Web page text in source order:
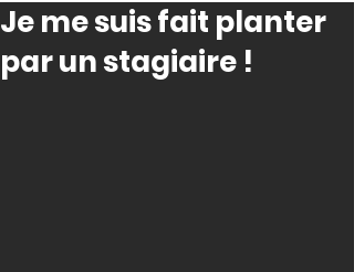
Je me suis fait planter
par un stagiaire !